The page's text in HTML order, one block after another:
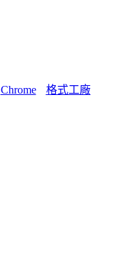
Chrome 格式工廠